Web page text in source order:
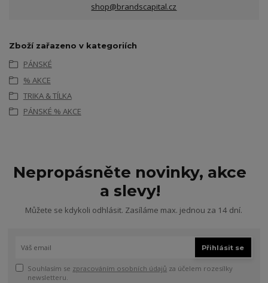
shop@brandscapital.cz
Zboží zařazeno v kategoriích
PÁNSKÉ
% AKCE
TRIKA & TÍLKA
PÁNSKÉ % AKCE
Nepropásněte novinky, akce
a slevy!
Můžete se kdykoli odhlásit. Zasíláme max. jednou za 14 dní.
Přihlásit se
Souhlasím se zpracováním osobních údajů za účelem rozesílky
newsletteru.